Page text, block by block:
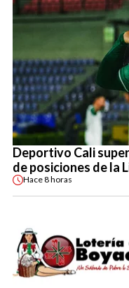
Deportivo Cali
de posiciones de la
Hace8 horas